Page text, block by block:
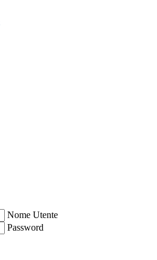
Nome Utente
Password